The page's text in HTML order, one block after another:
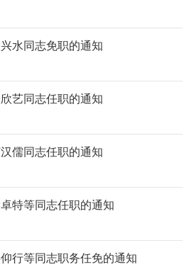
水同志免职的通知
艺同志任职的通知
儒同志任职的通知
特等同志任职的通知
行等同志职务任免的通知